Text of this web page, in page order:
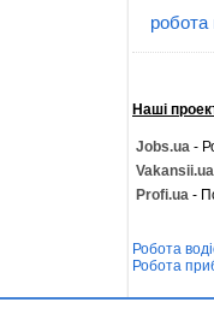
робота
Наші
Jobs.ua -
Vakansii.ua
Profi.ua -
Робота
Робота